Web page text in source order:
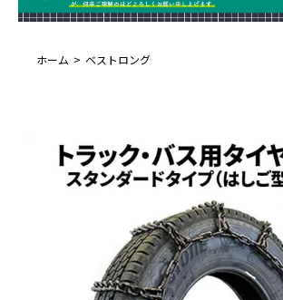
ホーム ベストロング